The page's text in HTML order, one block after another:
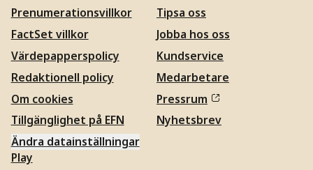
Prenumerationsvillkor
FactSet villkor
Värdepapperspolicy
Redaktionell policy
Om cookies
Tillgänglighet på EFN
Ändra datainställningar
Tipsa oss
Jobba hos oss
Kundservice
Medarbetare
Pressrum
Nyhetsbrev
Play